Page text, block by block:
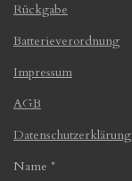
Rückgabe
Batterieverordnung
Impressum
AGB
Datenschutzerklärung
Name *